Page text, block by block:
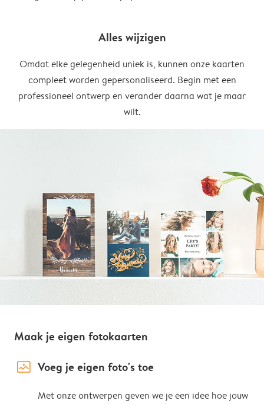
Alles wijzigen
Omdat elke gelegenheid uniek is, kunnen onze kaarten
compleet worden gepersonaliseerd. Begin met een
professioneel ontwerp en verander daarna wat je maar
wilt.
Maak je eigen fotokaarten
image_placeholder Voeg je eigen foto's toe
Met onze ontwerpen geven we je een idee hoe jouw